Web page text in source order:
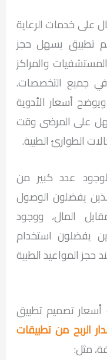
على خدمات الرعاية
تطبيق يسهل حجز
والمراكز
في جميع التخصصات.
أسعار الأدوية
على المرضى وقت
الطوارئ الطبية.
عدد كبير من
يفضلون الوصول
المال، ووجود
يفضلون استخدام
حجز المواعيد الطبية
تصميم تطبيق
الربح من تطبيقات
مثل: